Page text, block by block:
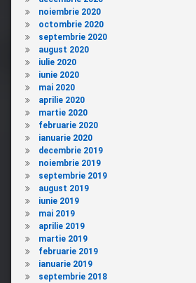
noiembrie 2020
octombrie 2020
septembrie 2020
august 2020
iulie 2020
iunie 2020
mai 2020
aprilie 2020
martie 2020
februarie 2020
ianuarie 2020
decembrie 2019
noiembrie 2019
septembrie 2019
august 2019
iunie 2019
mai 2019
aprilie 2019
martie 2019
februarie 2019
ianuarie 2019
septembrie 2018